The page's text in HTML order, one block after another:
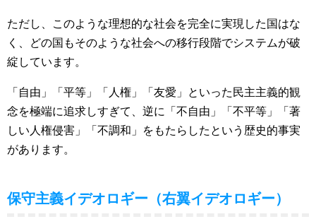
ただし、このような理想的な社会を完全に実現した国はな
く、どの国もそのような社会への移行段階でシステムが破
綻しています。
「自由」「平等」「人権」「友愛」といった民主主義的観
念を極端に追求しすぎて、逆に「不自由」「不平等」「著
しい人権侵害」「不調和」をもたらしたという歴史的事実
があります。
保守主義イデオロギー（右翼イデオロギー）